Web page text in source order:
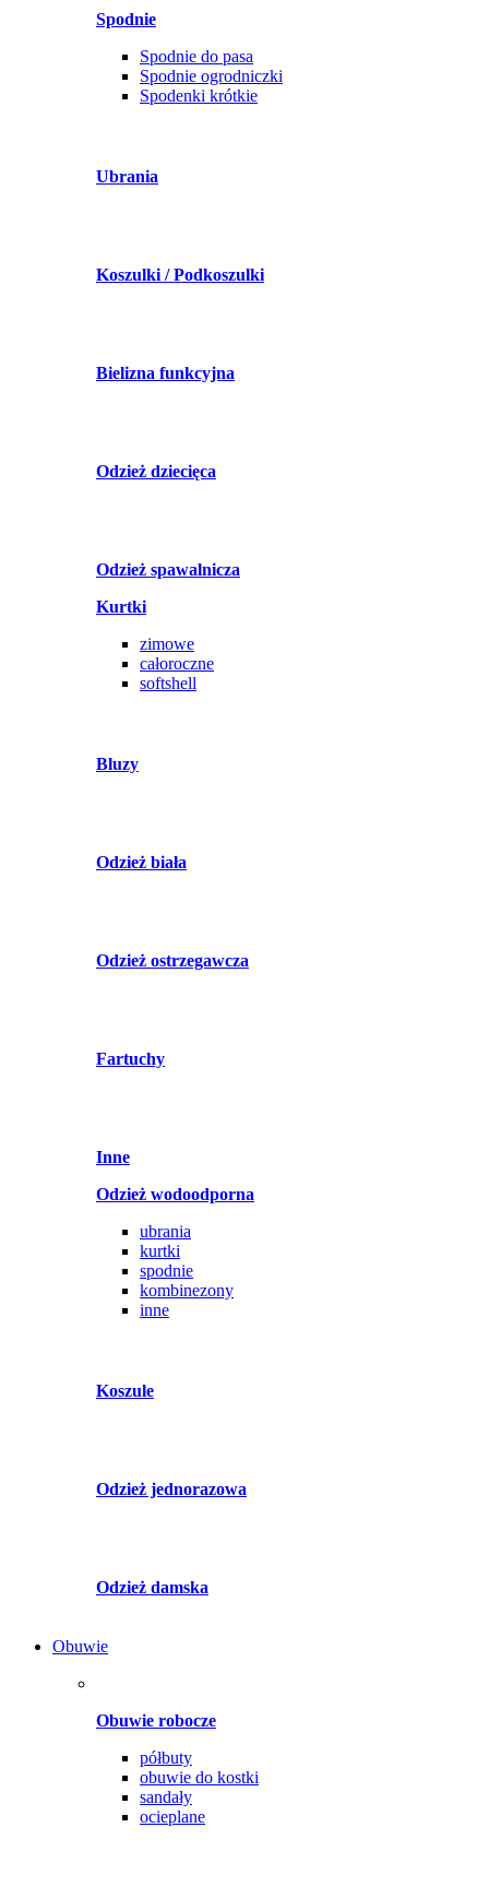
Spodnie
Spodnie do pasa
Spodnie ogrodniczki
Spodenki krótkie
Ubrania
Koszulki / Podkoszulki
Bielizna funkcyjna
Odzież dziecięca
Odzież spawalnicza
Kurtki
zimowe
całoroczne
softshell
Bluzy
Odzież biała
Odzież ostrzegawcza
Fartuchy
Inne
Odzież wodoodporna
ubrania
kurtki
spodnie
kombinezony
inne
Koszule
Odzież jednorazowa
Odzież damska
Obuwie
Obuwie robocze
półbuty
obuwie do kostki
sandały
ocieplane